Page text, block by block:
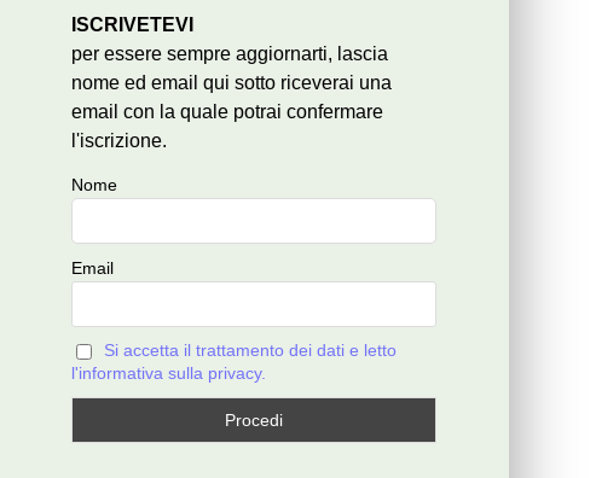
ISCRIVETEVI
per essere sempre aggiornarti, lascia
nome ed email qui sotto riceverai una
email con la quale potrai confermare
l'iscrizione.
Nome
Email
Si accetta il trattamento dei dati e letto
l'informativa sulla privacy.